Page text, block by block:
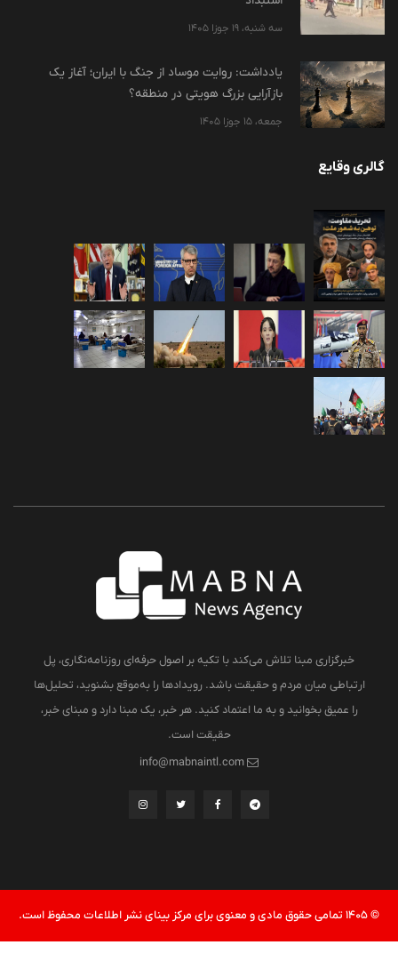
سه شنبه، 19 جوزا 1405
یادداشت: روایت موساد از جنگ با ایران؛ آغاز یک
بازآرایی بزرگ هویتی در منطقه؟
جمعه، 15 جوزا 1405
گالری وقایع
خبرگزاری مبنا تلاش می‌کند با تکیه بر اصول حرفه‌ای روزنامه‌نگاری، پل
ارتباطی میان مردم و حقیقت باشد. رویدادها را به‌موقع بشنوید، تحلیل‌ها
را عمیق بخوانید و به ما اعتماد کنید. هر خبر، یک مبنا دارد و مبنای خبر،
حقیقت است.
info@mabnaintl.com
© 1405 تمامی حقوق مادی و معنوی برای مرکز بینای نشر اطلاعات محفوظ است.